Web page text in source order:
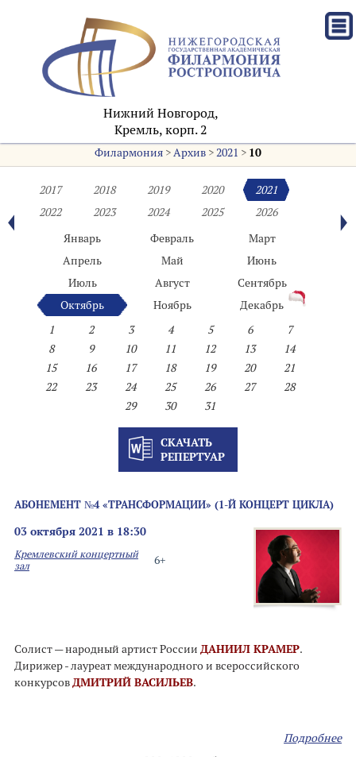
Нижний Новгород,
Кремль, корп. 2
Филармония>Архив>2021 > 10
2017 2018 2019 2020
2021
2022
2023 2024 2025
2026
Январь
Февраль
Март
Апрель
Май
Июнь
Июль
Август
Сентябрь
Октябрь
Ноябрь
Декабрь
1
2 3 4 5 6
7
8
9 10 11 12 13
14
15
16 17 18 19 20
21
22
23 24 25 26 27
28
29
30 31
СКАЧАТЬ
РЕПЕРТУАР
АБОНЕМЕНТ №4 «ТРАНСФОРМАЦИИ» (1-Й КОНЦЕРТ ЦИКЛА)
03 октября 2021 в 18:30
6+
Кремлевский концертный
зал
Солист — народный артист России ДАНИИЛ КРАМЕР.
Дирижер - лауреат международного и всероссийского
конкурсовДМИТРИЙ ВАСИЛЬЕВ.
Подробнее